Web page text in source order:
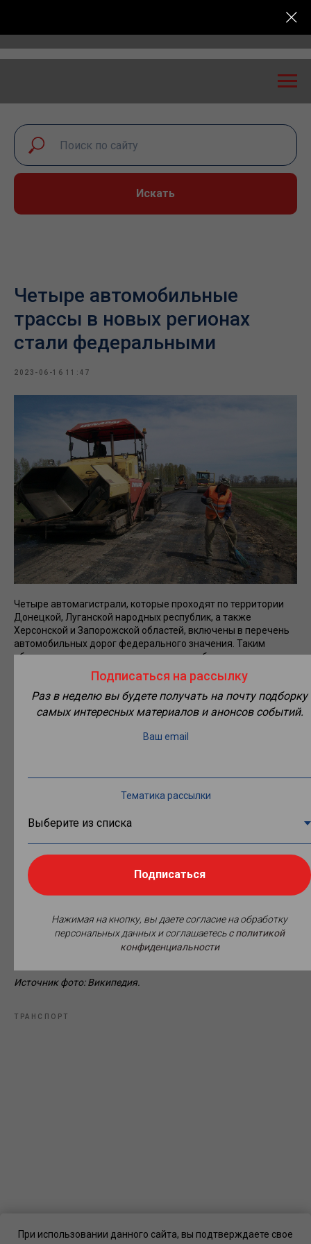
конференция «Транспортная
При использовании данного сайта, вы подтверждаете свое
Искать
Четыре автомобильные
трассы в новых регионах
стали федеральными
2023-06-16 11:47
Четыре автомагистрали, которые проходят по территории
Донецкой, Луганской народных республик, а также
Херсонской и Запорожской областей, включены в перечень
автомобильных дорог федерального значения. Таким
образом, на территории новых регионов будет
сформирована сеть федеральных автодорог общей
протяжённостью 1300,5 км. Соответствующее
постановление подписал премьер-министр РФ Михаил
Мишустин. Документопубликованна сайте Кабмина.
Первая автомагистраль – Р-150 проходит через Белгород,
Третья трасса – Р-280 пролегает между Ростовом-на-Дону,
А-258 обеспечивает транспортную связанность
После включения в перечень новые трассы будут
закреплены на праве оперативного управления за
подведомственным Росавтодору ФКУ «Упрдор
«Новороссия». Оно проведёт оценку транспортно-
эксплуатационного состояния дорог, сформирует планы по
Источник фото: Википедия.
ТРАНСПОРТ
Подписаться на рассылку
Раз в неделю вы будете получать на почту подборку
самых интересных материалов и анонсов событий.
Ваш email
Тематика рассылки
Подписаться
Нажимая на кнопку, вы даете согласие на обработку
персональных данных и соглашаетесьc политикой
конфиденциальности